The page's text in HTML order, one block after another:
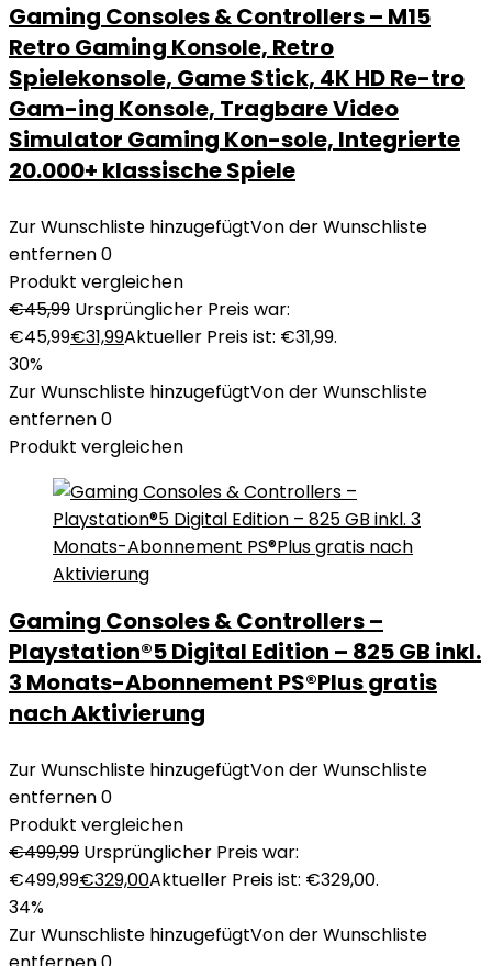
Gaming Consoles & Controllers – M15
Retro Gaming Konsole, Retro
Spielekonsole, Game Stick, 4K HD Re-tro
Gam-ing Konsole, Tragbare Video
Simulator Gaming Kon-sole, Integrierte
20.000+ klassische Spiele
Zur Wunschliste hinzugefügtVon der Wunschliste
entfernen0
Produkt vergleichen
€45,99 Ursprünglicher Preis war:
€45,99€31,99Aktueller Preis ist: €31,99.
30%
Zur Wunschliste hinzugefügtVon der Wunschliste
entfernen0
Produkt vergleichen
Gaming Consoles & Controllers –
Playstation®5 Digital Edition – 825 GB inkl.
3 Monats-Abonnement PS®Plus gratis
nach Aktivierung
Zur Wunschliste hinzugefügtVon der Wunschliste
entfernen0
Produkt vergleichen
€499,99 Ursprünglicher Preis war:
€499,99€329,00Aktueller Preis ist: €329,00.
34%
Zur Wunschliste hinzugefügtVon der Wunschliste